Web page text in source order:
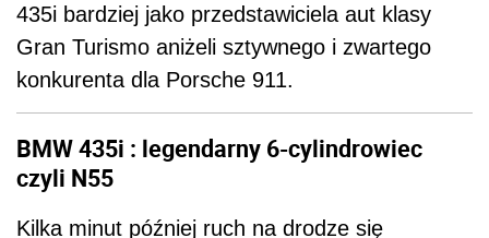
435i bardziej jako przedstawiciela aut klasy
Gran Turismo aniżeli sztywnego i zwartego
konkurenta dla Porsche 911.
BMW 435i : legendarny 6-cylindrowiec
czyli N55
Kilka minut później ruch na drodze się